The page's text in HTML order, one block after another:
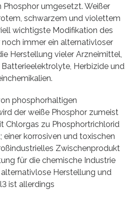
Phosphor umgesetzt. Weißer
schwarzem und violettem
wichtigste Modifikation des
immer ein alternativloser
Herstellung vieler Arzneimittel,
Herbizide und
phosphorhaltigen
der weiße Phosphor zumeist
Chlorgas zu Phosphortrichlorid
einer korrosiven und toxischen
Zwischenprodukt
für die chemische Industrie
Herstellung und
ist allerdings